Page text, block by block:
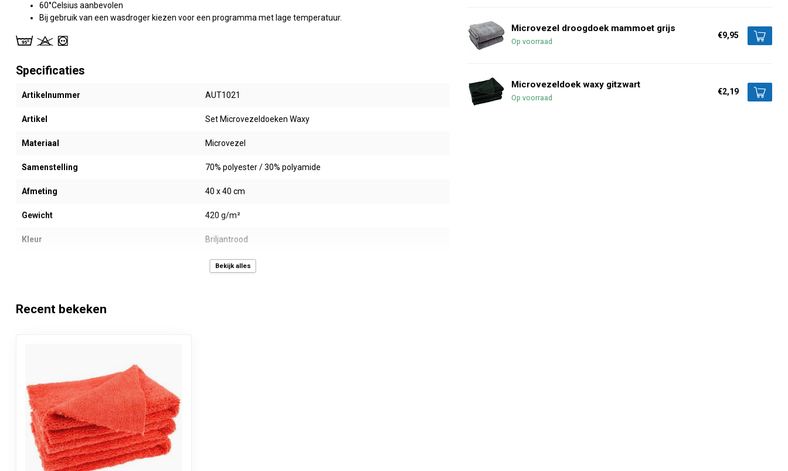
60°Celsius aanbevolen
Bij gebruik van een wasdroger kiezen voor een programma met lage temperatuur.
Specificaties
Artikelnummer AUT1021
Artikel Set Microvezeldoeken Waxy
Materiaal Microvezel
Samenstelling 70% polyester / 30% polyamide
Afmeting 40 x 40 cm
Gewicht 420 g/m²
Kleur Briljantrood
Neweco
Inhoud
Bekijk alles
Microvezel droogdoek mammoet grijs
Op voorraad
€9,95
Microvezeldoek waxy gitzwart
Op voorraad
€2,19
Recent bekeken